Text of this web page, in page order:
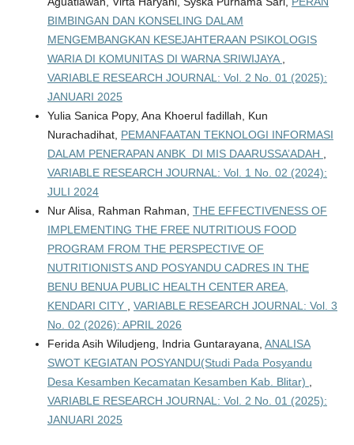
BIMBINGAN DAN KONSELING DALAM
MENGEMBANGKAN KESEJAHTERAAN PSIKOLOGIS
WARIA DI KOMUNITAS DI WARNA SRIWIJAYA ,
VARIABLE RESEARCH JOURNAL: Vol. 2 No. 01 (2025):
JANUARI 2025
Yulia Sanica Popy, Ana Khoerul fadillah, Kun
Nurachadihat, PEMANFAATAN TEKNOLOGI INFORMASI
DALAM PENERAPAN ANBK DI MIS DAARUSSA’ADAH ,
VARIABLE RESEARCH JOURNAL: Vol. 1 No. 02 (2024):
JULI 2024
Nur Alisa, Rahman Rahman, THE EFFECTIVENESS OF
IMPLEMENTING THE FREE NUTRITIOUS FOOD
PROGRAM FROM THE PERSPECTIVE OF
NUTRITIONISTS AND POSYANDU CADRES IN THE
BENU BENUA PUBLIC HEALTH CENTER AREA,
KENDARI CITY , VARIABLE RESEARCH JOURNAL: Vol. 3
No. 02 (2026): APRIL 2026
Ferida Asih Wiludjeng, Indria Guntarayana, ANALISA
SWOT KEGIATAN POSYANDU(Studi Pada Posyandu
Desa Kesamben Kecamatan Kesamben Kab. Blitar) ,
VARIABLE RESEARCH JOURNAL: Vol. 2 No. 01 (2025):
JANUARI 2025